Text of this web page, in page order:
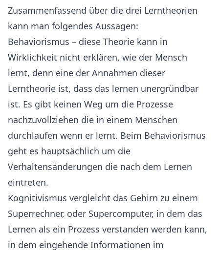
Zusammenfassend über die drei Lerntheorien
kann man folgendes Aussagen:
Behaviorismus – diese Theorie kann in
Wirklichkeit nicht erklären, wie der Mensch
lernt, denn eine der Annahmen dieser
Lerntheorie ist, dass das lernen unergründbar
ist. Es gibt keinen Weg um die Prozesse
nachzuvollziehen die in einem Menschen
durchlaufen wenn er lernt. Beim Behaviorismus
geht es hauptsächlich um die
Verhaltensänderungen die nach dem Lernen
eintreten.
Kognitivismus vergleicht das Gehirn zu einem
Superrechner, oder Supercomputer, in dem das
Lernen als ein Prozess verstanden werden kann,
in dem eingehende Informationen im